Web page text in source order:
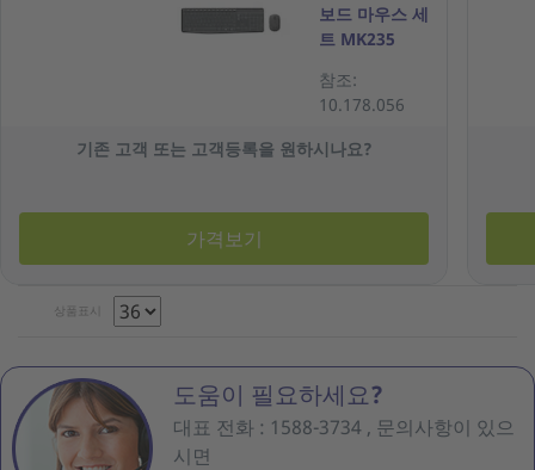
보드 마우스 세
트 MK235
참조:
10.178.056
기존 고객 또는 고객등록을 원하시나요?
가격보기
상품표시
도움이 필요하세요?
대표 전화 : 1588-3734 , 문의사항이 있으
시면